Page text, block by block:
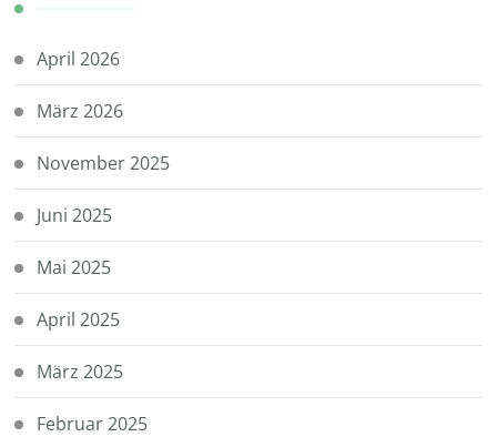
April 2026
März 2026
November 2025
Juni 2025
Mai 2025
April 2025
März 2025
Februar 2025